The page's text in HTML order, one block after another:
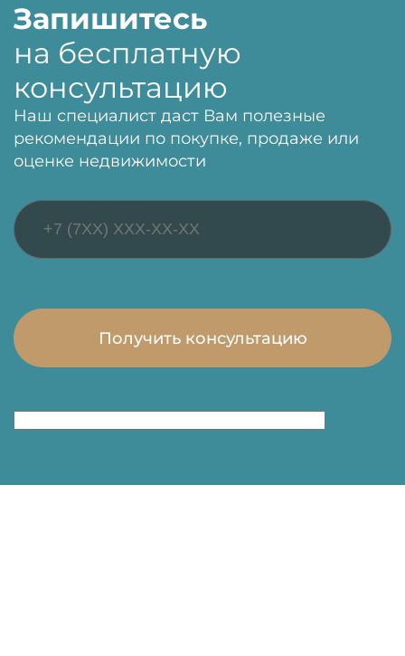
Запишитесь
на бесплатную
консультацию
Наш специалист даст Вам полезные
рекомендации по покупке, продаже или
оценке недвижимости